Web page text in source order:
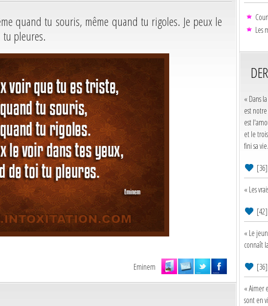
quand tu souris, même quand tu rigoles. Je peux le
tu pleures.
Eminem
Les
« Dans
est
est
et le
fini sa
[36]
« Les
[42]
« Le
connaît
[36]
« Aimer
sont en